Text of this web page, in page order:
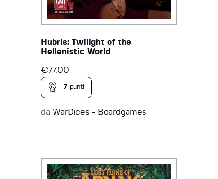
Hubris: Twilight of the
Hellenistic World
€77.00
7 punti
da WarDices - Boardgames